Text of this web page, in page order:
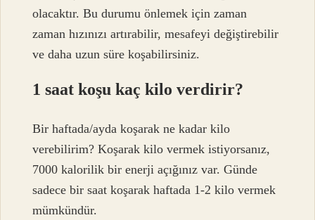
olacaktır. Bu durumu önlemek için zaman
zaman hızınızı artırabilir, mesafeyi değiştirebilir
ve daha uzun süre koşabilirsiniz.
1 saat koşu kaç kilo verdirir?
Bir haftada/ayda koşarak ne kadar kilo
verebilirim? Koşarak kilo vermek istiyorsanız,
7000 kalorilik bir enerji açığınız var. Günde
sadece bir saat koşarak haftada 1-2 kilo vermek
mümkündür.